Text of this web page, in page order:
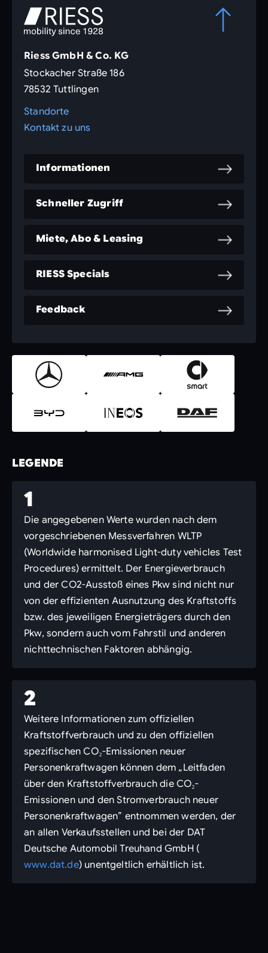
Riess GmbH & Co. KG
Stockacher Straße 186
78532 Tuttlingen
Standorte
Kontakt zu uns
Informationen
Schneller Zugriff
Miete, Abo & Leasing
RIESS Specials
Feedback
LEGENDE
1
Die angegebenen Werte wurden nach dem
vorgeschriebenen Messverfahren WLTP
(Worldwide harmonised Light-duty vehicles Test
Procedures) ermittelt. Der Energieverbrauch
und der CO2-Ausstoß eines Pkw sind nicht nur
von der effizienten Ausnutzung des Kraftstoffs
bzw. des jeweiligen Energieträgers durch den
Pkw, sondern auch vom Fahrstil und anderen
nichttechnischen Faktoren abhängig.
2
Weitere Informationen zum offiziellen
Kraftstoffverbrauch und zu den offiziellen
spezifischen CO₂-Emissionen neuer
Personenkraftwagen können dem „Leitfaden
über den Kraftstoffverbrauch die CO₂-
Emissionen und den Stromverbrauch neuer
Personenkraftwagen” entnommen werden, der
an allen Verkaufsstellen und bei der DAT
Deutsche Automobil Treuhand GmbH (
www.dat.de) unentgeltlich erhältlich ist.